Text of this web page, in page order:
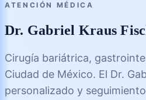
ATENCIÓN MÉDICA
Dr. Gabriel Kraus
Cirugía bariátrica,
Ciudad de México. El Dr.
personalizado y